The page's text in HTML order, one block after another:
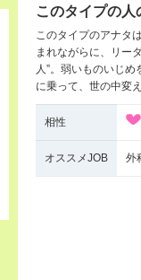
このタイプの人
このタイプのアナタ
まれながらに、リー
人”。弱いものいじ
に乗って、世の中変
相性
オススメJOB 外